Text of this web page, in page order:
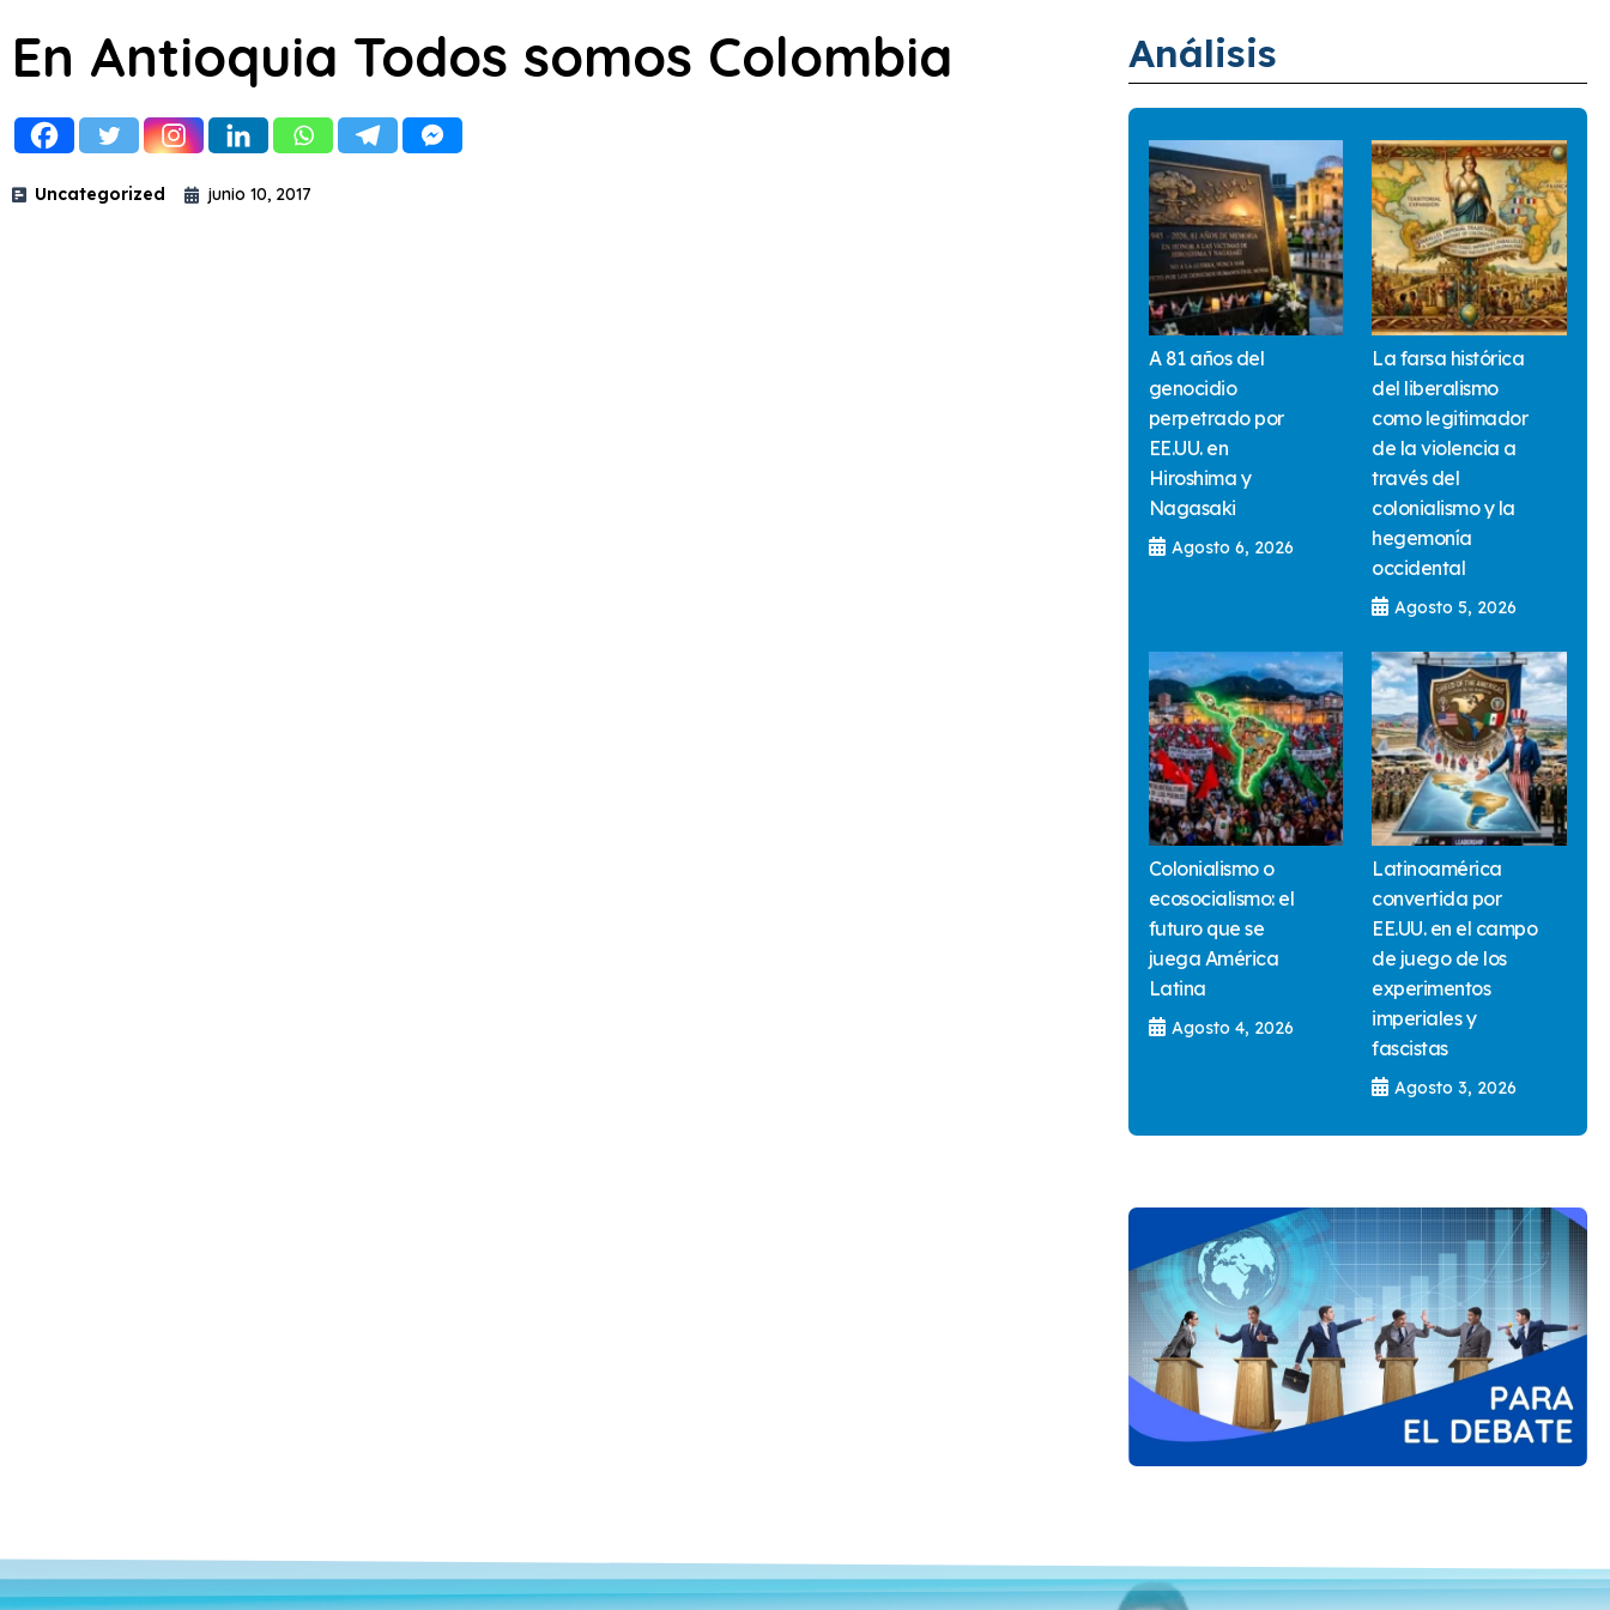
En Antioquia Todos somos Colombia
Uncategorized junio 10, 2017
Análisis
A 81 años del
genocidio
perpetrado por
EE.UU. en
Hiroshima y
Nagasaki
Agosto 6, 2026
La farsa histórica
del liberalismo
como legitimador
de la violencia a
través del
colonialismo y la
hegemonía
occidental
Agosto 5, 2026
Colonialismo o
ecosocialismo: el
futuro que se
juega América
Latina
Agosto 4, 2026
Latinoamérica
convertida por
EE.UU. en el campo
de juego de los
experimentos
imperiales y
fascistas
Agosto 3, 2026